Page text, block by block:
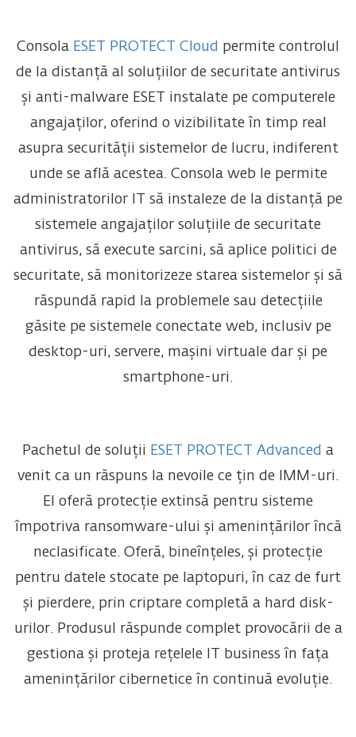
Consola ESET PROTECT Cloud permite controlul
de la distanță al soluțiilor de securitate antivirus
și anti-malware ESET instalate pe computerele
angajaților, oferind o vizibilitate în timp real
asupra securității sistemelor de lucru, indiferent
unde se află acestea. Consola web le permite
administratorilor IT să instaleze de la distanță pe
sistemele angajaților soluțiile de securitate
antivirus, să execute sarcini, să aplice politici de
securitate, să monitorizeze starea sistemelor și să
răspundă rapid la problemele sau detecțiile
găsite pe sistemele conectate web, inclusiv pe
desktop-uri, servere, mașini virtuale dar și pe
smartphone-uri.
Pachetul de soluții ESET PROTECT Advanced a
venit ca un răspuns la nevoile ce țin de IMM-uri.
El oferă protecție extinsă pentru sisteme
împotriva ransomware-ului și amenințărilor încă
neclasificate. Oferă, bineînțeles, și protecție
pentru datele stocate pe laptopuri, în caz de furt
și pierdere, prin criptare completă a hard disk-
urilor. Produsul răspunde complet provocării de a
gestiona și proteja rețelele IT business în fața
amenințărilor cibernetice în continuă evoluție.